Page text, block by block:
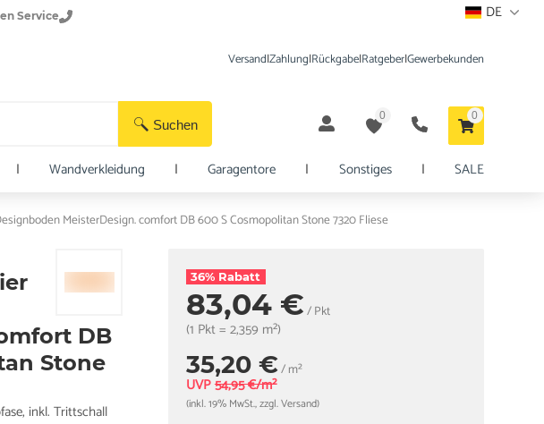
Service DE
Suchen
Versand|Zahlung|Rückgabe|Ratgeber|Gewerbekunden
0 0
| Wandverkleidung | Garagentore | Sonstiges | SALE
MeisterDesign. comfort DB 600 S Cosmopolitan Stone 7320 Fliese
DB
Stone
inkl. Trittschall
36% Rabatt
83,04 €/ Pkt
(1 Pkt = 2,359 m²)
35,20 €/ m²
UVP 54,95 €/m²
(inkl. 19% MwSt., zzgl. Versand)